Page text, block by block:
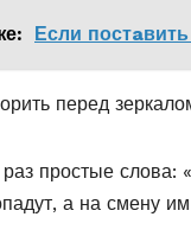
Если
перед
простые слова:
а на смену